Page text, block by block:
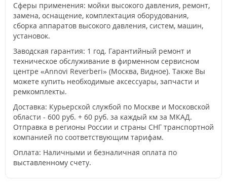
Сферы применения: мойки высокого давления, ремонт,
замена, оснащение, комплектация оборудования,
сборка аппаратов высокого давления, систем, машин,
установок.
Заводская гарантия: 1 год. Гарантийный ремонт и
техническое обслуживание в фирменном сервисном
центре «Annovi Reverberi» (Москва, Видное). Также Вы
можете купить необходимые аксессуары, запчасти и
ремкомплекты.
Доставка: Курьерской службой по Москве и Московской
области - 600 руб. + 60 руб. за каждый км за МКАД.
Отправка в регионы России и страны СНГ транспортной
компанией по соответствующим тарифам.
Оплата: Наличными и безналичная оплата по
выставленному счету.